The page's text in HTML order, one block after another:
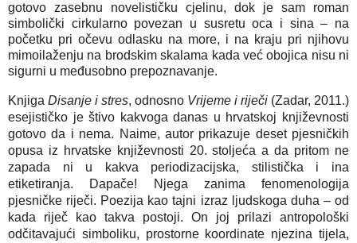
gotovo zasebnu novelističku cjelinu, dok je sam roman
simbolički cirkularno povezan u susretu oca i sina – na
početku pri očevu odlasku na more, i na kraju pri njihovu
mimoilaženju na brodskim skalama kada već obojica nisu ni
sigurni u međusobno prepoznavanje.
Knjiga Disanje i stres, odnosno Vrijeme i riječi (Zadar, 2011.)
esejističko je štivo kakvoga danas u hrvatskoj književnosti
gotovo da i nema. Naime, autor prikazuje deset pjesničkih
opusa iz hrvatske književnosti 20. stoljeća a da pritom ne
zapada ni u kakva periodizacijska, stilistička i ina
etiketiranja. Dapače! Njega zanima fenomenologija
pjesničke riječi. Poezija kao tajni izraz ljudskoga duha – od
kada riječ kao takva postoji. On joj prilazi antropološki
odčitavajući simboliku, prostorne koordinate njezina tijela,